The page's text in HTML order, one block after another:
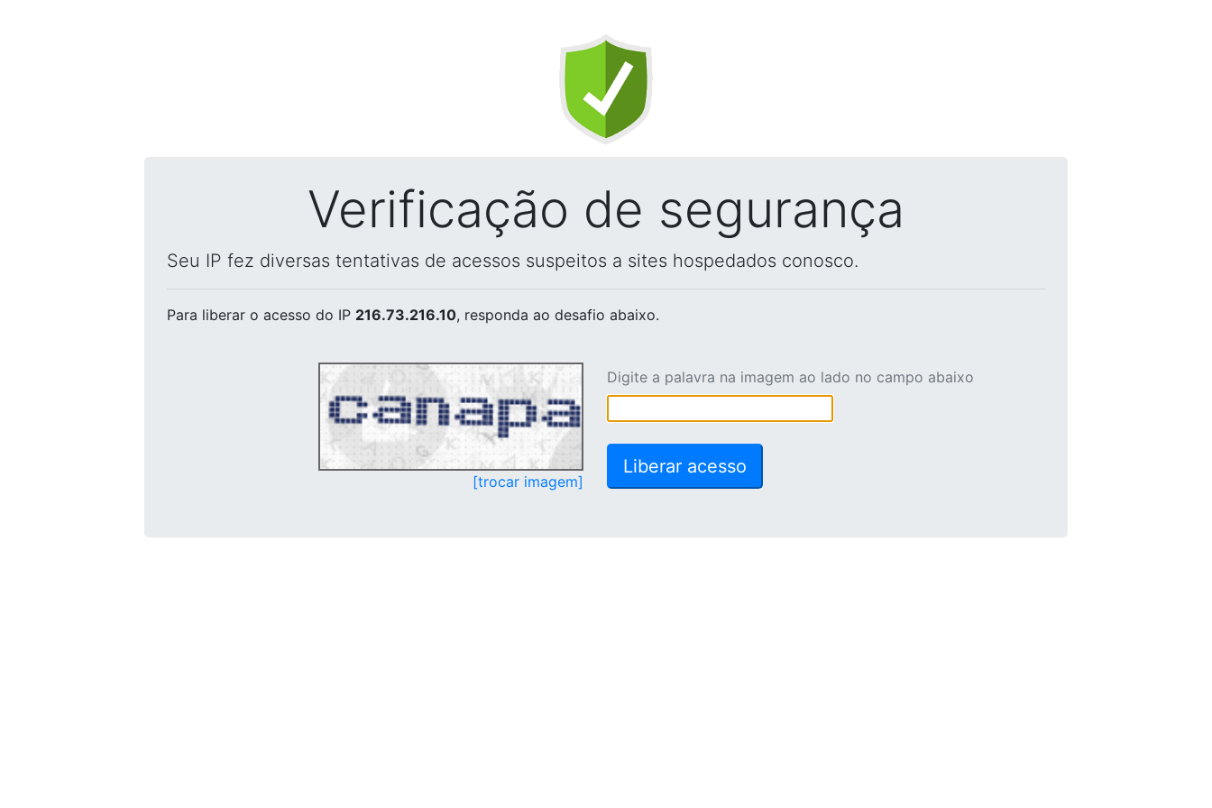
Verificação de segurança
Seu IP fez diversas tentativas de acessos suspeitos a sites hospedados conosco.
Para liberar o acesso do IP 216.73.216.10, responda ao desafio abaixo.
[trocar imagem]
Digite a palavra na imagem ao lado no campo abaixo